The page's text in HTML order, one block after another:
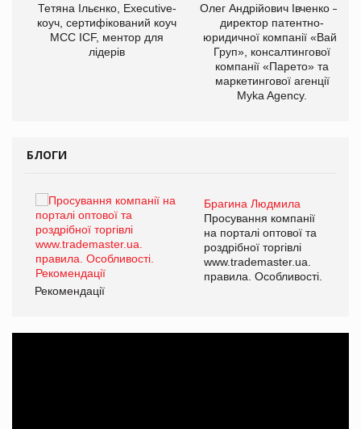
Тетяна Ільєнко, Executive-
коуч, сертифікований коуч
МСС ICF, ментор для
лідерів
Олег Андрійович Івченко —
директор патентно-
юридичної компанії «Вайз
Груп», консалтингової
компанії «Парето» та
маркетингової агенції
Myka Agency.
БЛОГИ
Брагина Людмила
Просування компанії
на порталі оптової та
роздрібної торгівлі
www.trademaster.ua.
правила. Особливості.
Рекомендації